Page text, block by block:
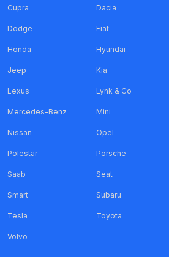
Cupra Dacia
Dodge Fiat
Honda Hyundai
Jeep Kia
Lexus Lynk & Co
Mercedes-Benz Mini
Nissan Opel
Polestar Porsche
Saab Seat
Smart Subaru
Tesla Toyota
Volvo